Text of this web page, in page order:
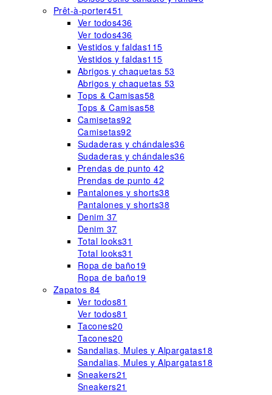
Prêt-à-porter451
Ver todos436
Ver todos436
Vestidos y faldas115
Vestidos y faldas115
Abrigos y chaquetas 53
Abrigos y chaquetas 53
Tops & Camisas58
Tops & Camisas58
Camisetas92
Camisetas92
Sudaderas y chándales36
Sudaderas y chándales36
Prendas de punto42
Prendas de punto42
Pantalones y shorts38
Pantalones y shorts38
Denim 37
Denim 37
Total looks31
Total looks31
Ropa de baño19
Ropa de baño19
Zapatos 84
Ver todos81
Ver todos81
Tacones20
Tacones20
Sandalias, Mules y Alpargatas18
Sandalias, Mules y Alpargatas18
Sneakers21
Sneakers21